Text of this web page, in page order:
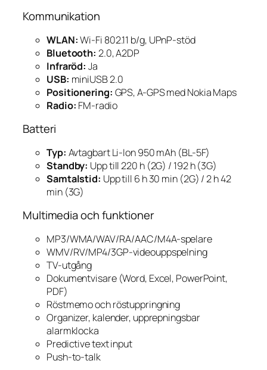
Kommunikation
WLAN:Wi-Fi 802.11 b/g, UPnP-stöd
Bluetooth: 2.0, A2DP
Infraröd: Ja
USB: miniUSB 2.0
Positionering: GPS, A-GPS med Nokia Maps
Radio: FM-radio
Batteri
Typ: Avtagbart Li-Ion 950 mAh (BL-5F)
Standby: Upp till 220 h (2G) / 192 h (3G)
Samtalstid: Upp till 6 h 30 min (2G) / 2 h 42
min (3G)
Multimedia och funktioner
MP3/WMA/WAV/RA/AAC/M4A-spelare
WMV/RV/MP4/3GP-videouppspelning
TV-utgång
Dokumentvisare (Word, Excel, PowerPoint,
PDF)
Röstmemo och röstuppringning
Organizer, kalender, upprepningsbar
alarmklocka
Predictive text input
Push-to-talk